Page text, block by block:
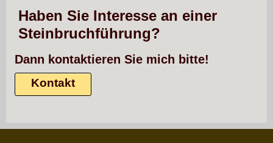
Haben Sie Interesse an einer
Steinbruchführung?
Dann kontaktieren Sie mich bitte!
Kontakt